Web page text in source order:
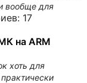
вообще для
17
на ARM
хоть для